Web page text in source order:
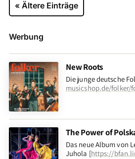
« Ältere Einträge
Werbung
New Roots
Die junge deutsche
musicshop.de/folker/
The Power of
Das neue Album von
Juhola [https://